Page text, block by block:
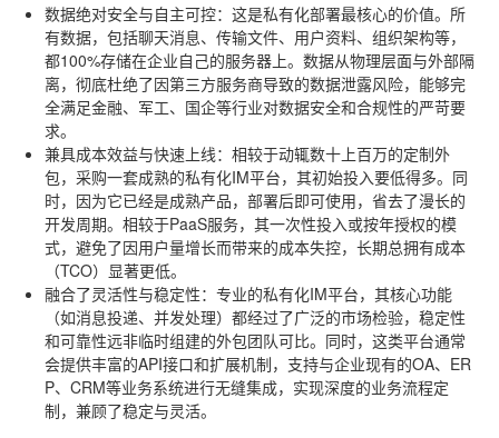
数据绝对安全与自主可控：这是私有化部署最核心的价值。所
有数据，包括聊天消息、传输文件、用户资料、组织架构等，
都100%存储在企业自己的服务器上。数据从物理层面与外部隔
离，彻底杜绝了因第三方服务商导致的数据泄露风险，能够完
全满足金融、军工、国企等行业对数据安全和合规性的严苛要
求。
兼具成本效益与快速上线：相较于动辄数十上百万的定制外
包，采购一套成熟的私有化IM平台，其初始投入要低得多。同
时，因为它已经是成熟产品，部署后即可使用，省去了漫长的
开发周期。相较于PaaS服务，其一次性投入或按年授权的模
式，避免了因用户量增长而带来的成本失控，长期总拥有成本
（TCO）显著更低。
融合了灵活性与稳定性：专业的私有化IM平台，其核心功能
（如消息投递、并发处理）都经过了广泛的市场检验，稳定性
和可靠性远非临时组建的外包团队可比。同时，这类平台通常
会提供丰富的API接口和扩展机制，支持与企业现有的OA、ER
P、CRM等业务系统进行无缝集成，实现深度的业务流程定
制，兼顾了稳定与灵活。